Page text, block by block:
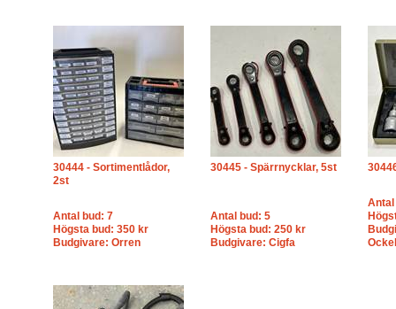
30444 - Sortimentlådor,
2st
Antal bud: 7
Högsta bud: 350 kr
Budgivare: Orren
30445 - Spärrnycklar, 5st
Antal bud: 5
Högsta bud: 250 kr
Budgivare: Cigfa
Antal